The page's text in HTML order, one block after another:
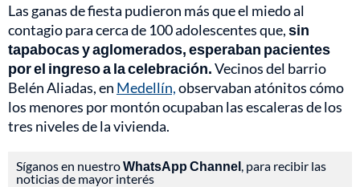
Las ganas de fiesta pudieron más que el miedo al
contagio para cerca de 100 adolescentes que,sin
tapabocas y aglomerados, esperaban pacientes
por el ingreso a la celebración.Vecinos del barrio
Belén Aliadas, en Medellín,observaban atónitos cómo
los menores por montón ocupaban las escaleras de los
tres niveles de la vivienda.
Síganos en nuestroWhatsApp Channel , para recibir las
noticias de mayor interés